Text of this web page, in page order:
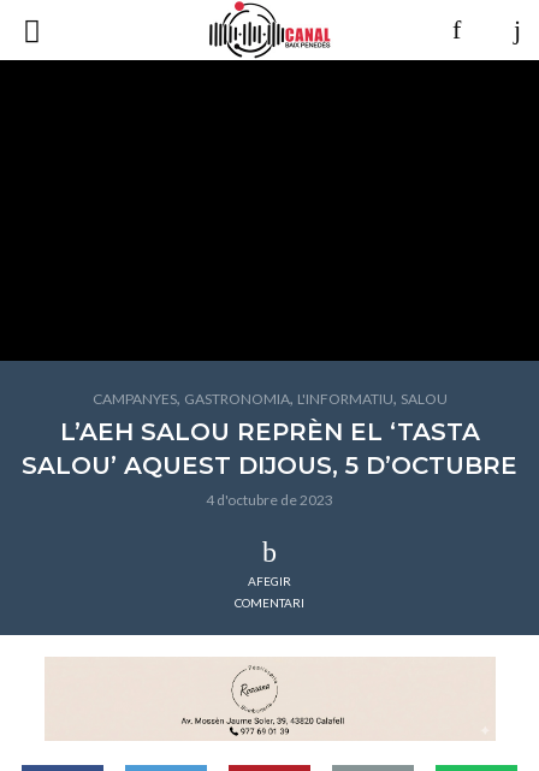
CAMPANYES, GASTRONOMIA, L'INFORMATIU, SALOU
L’AEH SALOU REPRÈN EL ‘TASTA
SALOU’ AQUEST DIJOUS, 5 D’OCTUBRE
4 d'octubre de 2023
AFEGIR
COMENTARI